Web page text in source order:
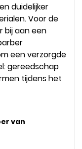
duidelijker
Voor de
bij aan een
een verzorgde
gereedschap
tijdens het
van